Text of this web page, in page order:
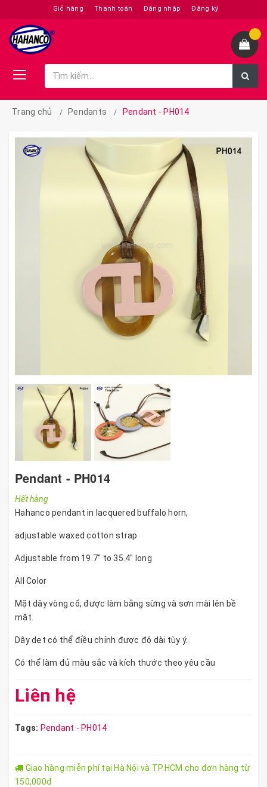
Giỏ hàng Thanh toán Đăng nhập Đăng ký
Trang chủ Pendants Pendant - PH014
Pendant - PH014
Hết hàng
Hahanco pendant in lacquered buffalo horn,
adjustable waxed cotton strap
Adjustable from 19.7" to 35.4" long
All Color
Mặt dây vòng cổ, được làm bằng sừng và sơn mài lên bề
mặt.
Dây dẹt có thể điều chỉnh được độ dài tùy ý.
Có thể làm đủ màu sắc và kích thước theo yêu cầu
Liên hệ
Tags: Pendant - PH014
Giao hàng miễn phí tại Hà Nội và TP.HCM cho đơn hàng từ
150,000đ